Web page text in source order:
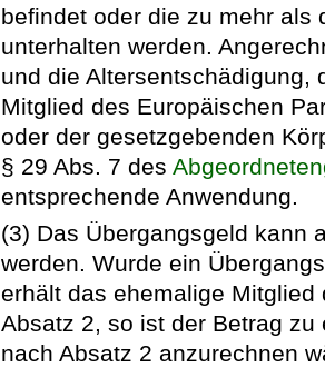
befindet oder die zu mehr als
unterhalten werden.
und die Altersentschädigung,
Mitglied des Europäischen
oder der gesetzgebenden
§ 29 Abs. 7 des
entsprechende Anwendung.
(3) Das Übergangsgeld kann
werden. Wurde ein
erhält das ehemalige
Absatz 2, so ist der Betrag
nach Absatz 2 anzurechnen